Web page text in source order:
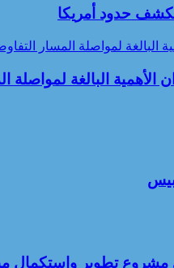
البالغة لمواصلة المسار
الأهمية البالغة لمواصلة
تطوير واستكمال